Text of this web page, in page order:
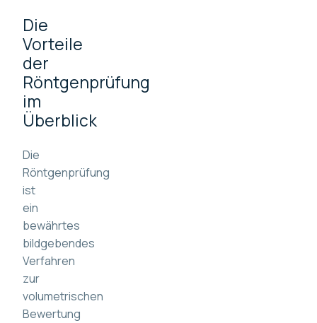
Die
Vorteile
der
Röntgenprüfung
im
Überblick
Die
Röntgenprüfung
ist
ein
bewährtes
bildgebendes
Verfahren
zur
volumetrischen
Bewertung